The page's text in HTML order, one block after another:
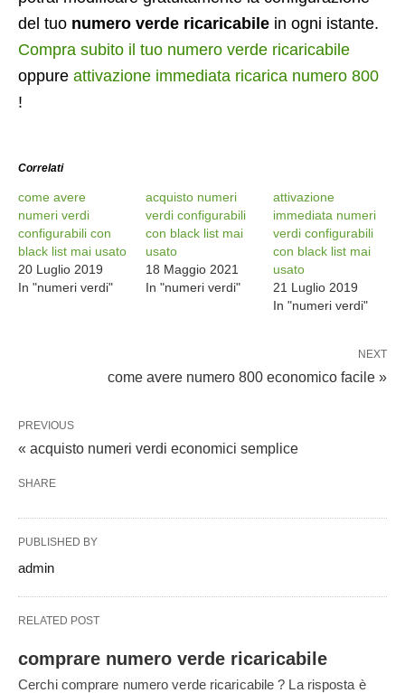
del tuo numero verde ricaricabile in ogni istante.
Compra subito il tuo numero verde ricaricabile
oppure attivazione immediata ricarica numero 800
!
Correlati
come avere
numeri verdi
configurabili con
black list mai usato
20 Luglio 2019
In "numeri verdi"
acquisto numeri
verdi configurabili
con black list mai
usato
18 Maggio 2021
In "numeri verdi"
attivazione
immediata numeri
verdi configurabili
con black list mai
usato
21 Luglio 2019
In "numeri verdi"
NEXT
come avere numero 800 economico facile »
PREVIOUS
« acquisto numeri verdi economici semplice
SHARE
PUBLISHED BY
admin
RELATED POST
comprare numero verde ricaricabile
Cerchi comprare numero verde ricaricabile ? La risposta è